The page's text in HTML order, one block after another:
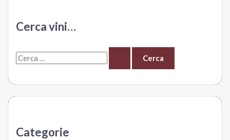
Cerca vini…
C
r
:Categorie